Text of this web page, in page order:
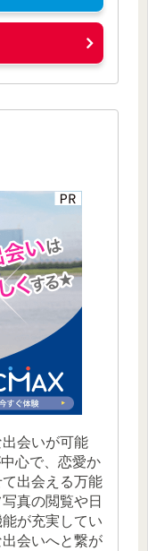
会いが可能
心で、恋愛か
出会える万能
真の閲覧や日
が充実してい
会いへと繋が